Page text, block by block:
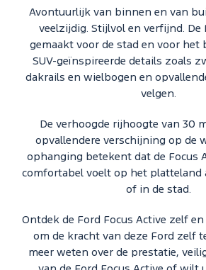
Avontuurlijk van binnen en van
veelzijdig. Stijlvol en verfijnd. De
gemaakt voor de stad en voor het
SUV-geïnspireerde details zoals
dakrails en wielbogen en
velgen.
De verhoogde rijhoogte van 30
opvallendere verschijning op de
ophanging betekent dat de Focus
comfortabel voelt op het platteland
of in de stad.
Ontdek de Ford Focus Active zelf
om de kracht van deze Ford zelf
meer weten over de prestatie,